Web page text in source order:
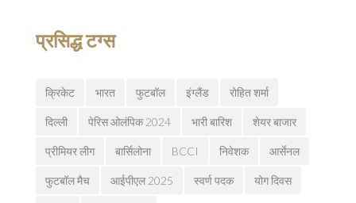
प्रसिद्ध टग्स
क्रिकेट भारत फुटबॉल इंग्लैंड रोहित शर्मा
दिल्ली पेरिस ओलंपिक 2024 भारी बारिश शेयर बाजार
प्रीमियर लीग बार्सिलोना BCCI निवेशक आर्सेनल
फुटबॉल मैच आईपीएल 2025 स्वर्ण पदक योग दिवस